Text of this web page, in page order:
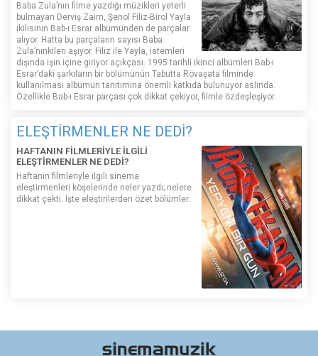
Baba Zula’nın filme yazdığı müzikleri yeterli
bulmayan Derviş Zaim, Şenol Filiz-Birol Yayla
ikilisinin Bab-ı Esrar albümünden de parçalar
alıyor. Hatta bu parçaların sayısı Baba
Zula’nınkileri aşıyor. Filiz ile Yayla, istemleri
dışında işin içine giriyor açıkçası. 1995 tarihli ikinci albümleri Bab-ı
Esrar’daki şarkıların bir bölümünün Tabutta Rövaşata filminde
kullanılması albümün tanıtımına önemli katkıda bulunuyor aslında.
Özellikle Bab-ı Esrar parçası çok dikkat çekiyor, filmle özdeşleşiyor.
ELEŞTİRMENLER NE DEDİ?
HAFTANIN FİLMLERİYLE İLGİLİ
ELEŞTİRMENLER NE DEDİ?
Haftanın filmleriyle ilgili sinema
eleştirmenleri köşelerinde neler yazdı; nelere
dikkat çekti. İşte eleştirilerden özet bölümler: